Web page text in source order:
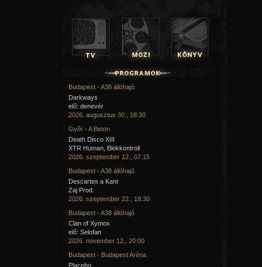
Budapest - A38 állóhajó
Darkways
elő: denevér
2026. augusztus 30., 18:30
Győr - A Beton
Death Disco XIII
XTR Human, Blokkontroll
2026. szeptember 12., 07:15
Budapest - A38 állóhajó
Descartes a Kant
Zaj Prod.
2026. szeptember 22., 18:30
Budapest - A38 állóhajó
Clan of Xymox
elő: Selofan
2026. november 12., 20:00
Budapest - Budapest Aréna
Placebo